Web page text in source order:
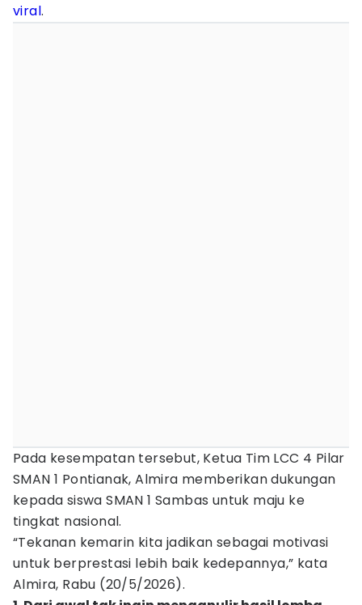
viral.
Pada kesempatan tersebut, Ketua Tim LCC 4 Pilar
SMAN 1 Pontianak, Almira memberikan dukungan
kepada siswa SMAN 1 Sambas untuk maju ke
tingkat nasional.
“Tekanan kemarin kita jadikan sebagai motivasi
untuk berprestasi lebih baik kedepannya,” kata
Almira, Rabu (20/5/2026).